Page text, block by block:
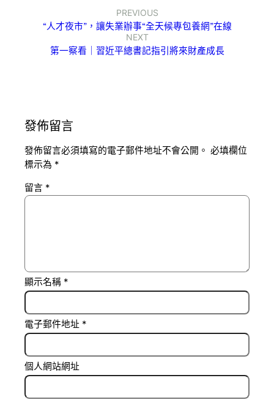
PREVIOUS
“人才夜市”，讓失業辦事“全天候專包養網”在線
NEXT
第一察看｜習近平總書記指引將來財產成長
發佈留言
發佈留言必須填寫的電子郵件地址不會公開。 必填欄位
標示為 *
留言 *
顯示名稱 *
電子郵件地址 *
個人網站網址